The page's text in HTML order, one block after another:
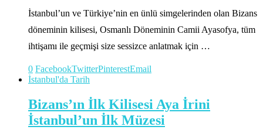
İstanbul’un ve Türkiye’nin en ünlü simgelerinden olan Bizans
döneminin kilisesi, Osmanlı Döneminin Camii Ayasofya, tüm
ihtişamı ile geçmişi size sessizce anlatmak için …
0 FacebookTwitterPinterestEmail
İstanbul'da Tarih
Bizans’ın İlk Kilisesi Aya İrini
İstanbul’un İlk Müzesi